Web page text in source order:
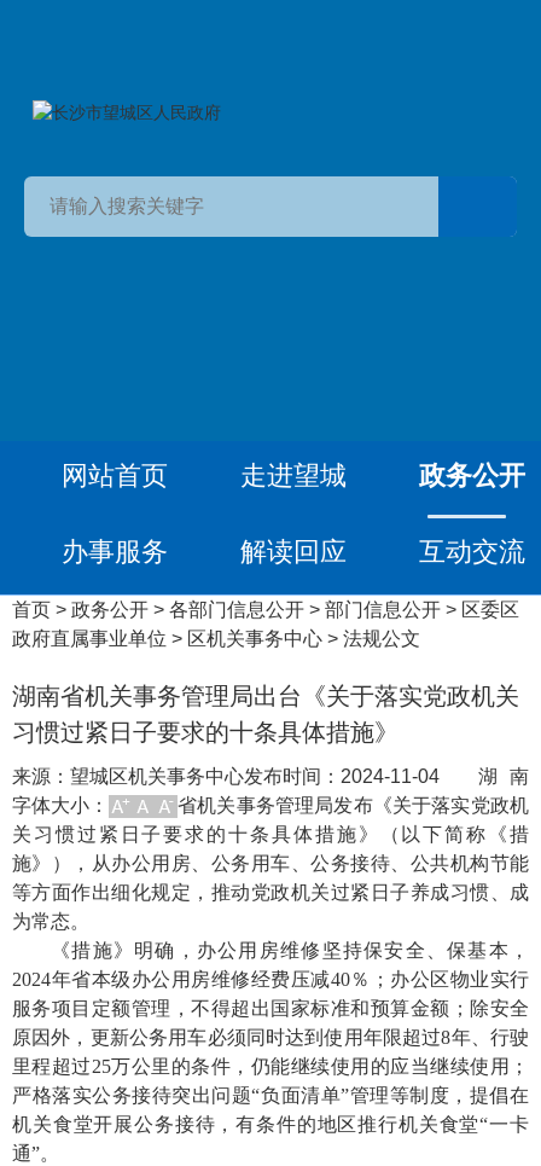
网站首页 走进望城 政务公开
办事服务 解读回应 互动交流
首页 > 政务公开 > 各部门信息公开 > 部门信息公开 > 区委区
政府直属事业单位 > 区机关事务中心 > 法规公文
湖南省机关事务管理局出台《关于落实党政机关
习惯过紧日子要求的十条具体措施》
来源： 望城区机关事务中心发布时间：2024-11-04
字体大小：
湖南
省机关事务管理局发布《关于落实党政机
关习惯过紧日子要求的十条具体措施》（以下简称《措
施》），从办公用房、公务用车、公务接待、公共机构节能
等方面作出细化规定，推动党政机关过紧日子养成习惯、成
为常态。
《措施》明确，办公用房维修坚持保安全、保基本，
2024年省本级办公用房维修经费压减40％ ；办公区物业实行
服务项目定额管理，不得超出国家标准和预算金额；除安全
原因外，更新公务用车必须同时达到使用年限超过8年、行驶
里程超过25万公里的条件，仍能继续使用的应当继续使用；
严格落实公务接待突出问题“负面清单”管理等制度，提倡在
机关食堂开展公务接待，有条件的地区推行机关食堂“一卡
通”。